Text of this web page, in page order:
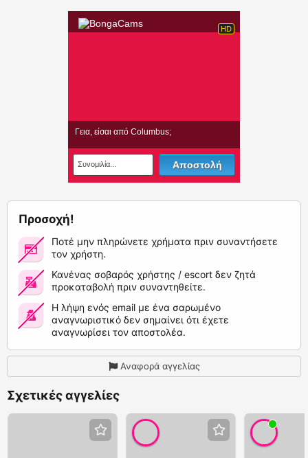
Προσοχή!
Ποτέ μην πληρώνετε χρήματα πριν συναντήσετε
τον χρήστη.
Κανένας σοβαρός χρήστης / escort δεν ζητά
προκαταβολή πριν συναντηθείτε.
Η λήψη ενός email με ένα σαρωμένο
αναγνωριστικό δεν σημαίνει ότι έχετε
αναγνωρίσει τον αποστολέα.
Αναφορά αγγελίας
Σχετικές αγγελίες